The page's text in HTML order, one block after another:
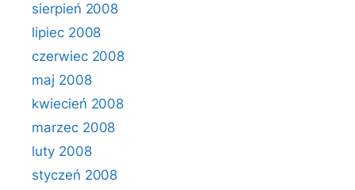
sierpień 2008
lipiec 2008
czerwiec 2008
maj 2008
kwiecień 2008
marzec 2008
luty 2008
styczeń 2008